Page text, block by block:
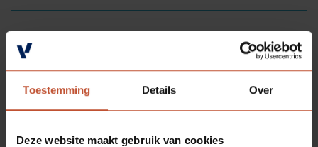
Toestemming Details Over
Deze website maakt gebruik van cookies